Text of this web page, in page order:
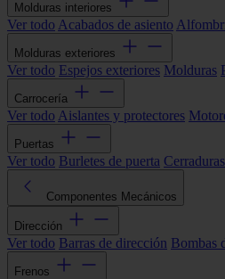
Molduras interiores
Ver todo Acabados de asiento
Molduras exteriores
Ver todo Espejos exteriores Molduras
Carrocería
Ver todo Aislantes y protectores
Puertas
Ver todo Burletes de puerta
Componentes Mecánicos
Dirección
Ver todo Barras de dirección Bombas
Frenos